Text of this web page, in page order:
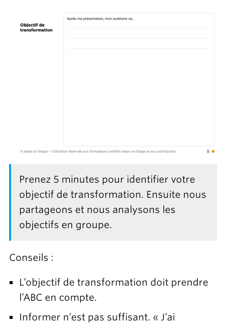
Prenez 5 minutes pour identifier votre
objectif de transformation. Ensuite nous
partageons et nous analysons les
objectifs en groupe.
Conseils :
L’objectif de transformation doit prendre
l’ABC en compte.
Informer n’est pas suffisant. « J’ai